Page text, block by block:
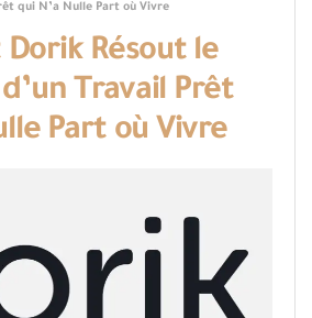
qui N’a Nulle Part où Vivre
Résout le
Travail Prêt
Part où Vivre